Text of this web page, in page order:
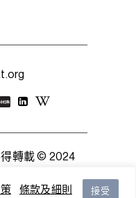
條款及細則 接受
轉載 © 2024